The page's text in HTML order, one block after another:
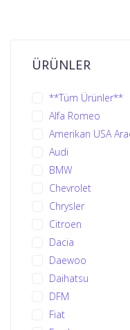
ÜRÜNLER
**Tüm Ürünler**
Alfa Romeo
Amerikan USA
Audi
BMW
Chevrolet
Chrysler
Citroen
Dacia
Daewoo
Daihatsu
DFM
Fiat